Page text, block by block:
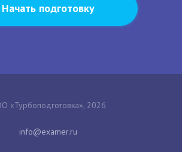
Начать подготовку
«Турбоподготовка», 2026